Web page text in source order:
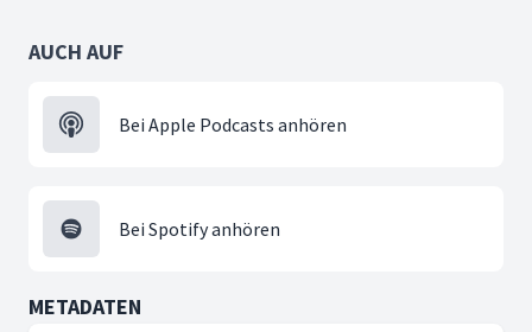
AUCH AUF
Bei Apple Podcasts anhören
Bei Spotify anhören
METADATEN